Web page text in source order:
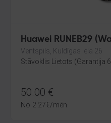
Huawei RUNEB29
Ventspils, Kuldīgas iela 26
Stāvoklis Lietots (Garantija
50.00 €
No 2.27€/mēn.